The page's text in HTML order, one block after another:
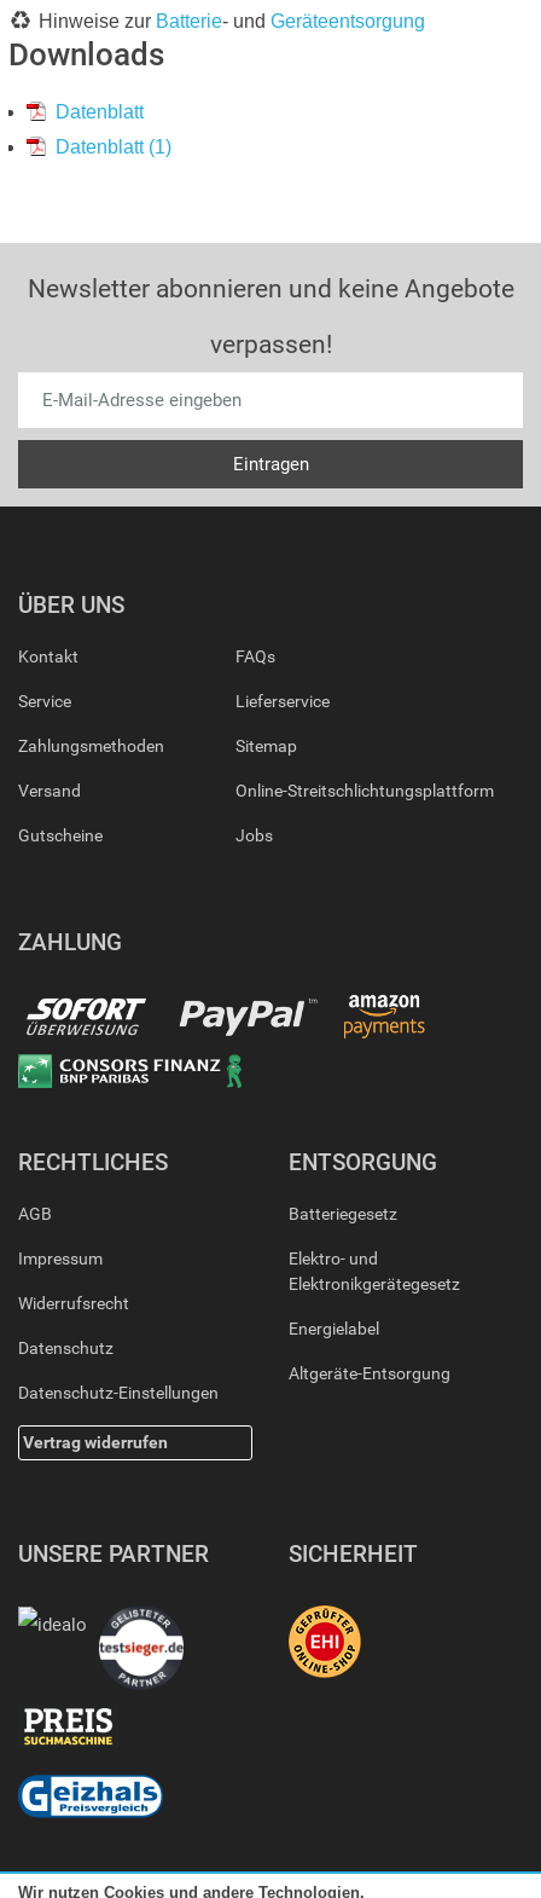
Hinweise zur Batterie- und Geräteentsorgung
Downloads
Datenblatt
Datenblatt (1)
Newsletter abonnieren und keine Angebote
verpassen!
ÜBER UNS
Kontakt
Service
Zahlungsmethoden
Versand
Gutscheine
FAQs
Lieferservice
Sitemap
Online-Streitschlichtungsplattform
Jobs
ZAHLUNG
RECHTLICHES
AGB
Impressum
Widerrufsrecht
Datenschutz
Datenschutz-Einstellungen
Vertrag widerrufen
ENTSORGUNG
Batteriegesetz
Elektro- und
Elektronikgerätegesetz
Energielabel
Altgeräte-Entsorgung
UNSERE PARTNER SICHERHEIT
Wir nutzen Cookies und andere Technologien.